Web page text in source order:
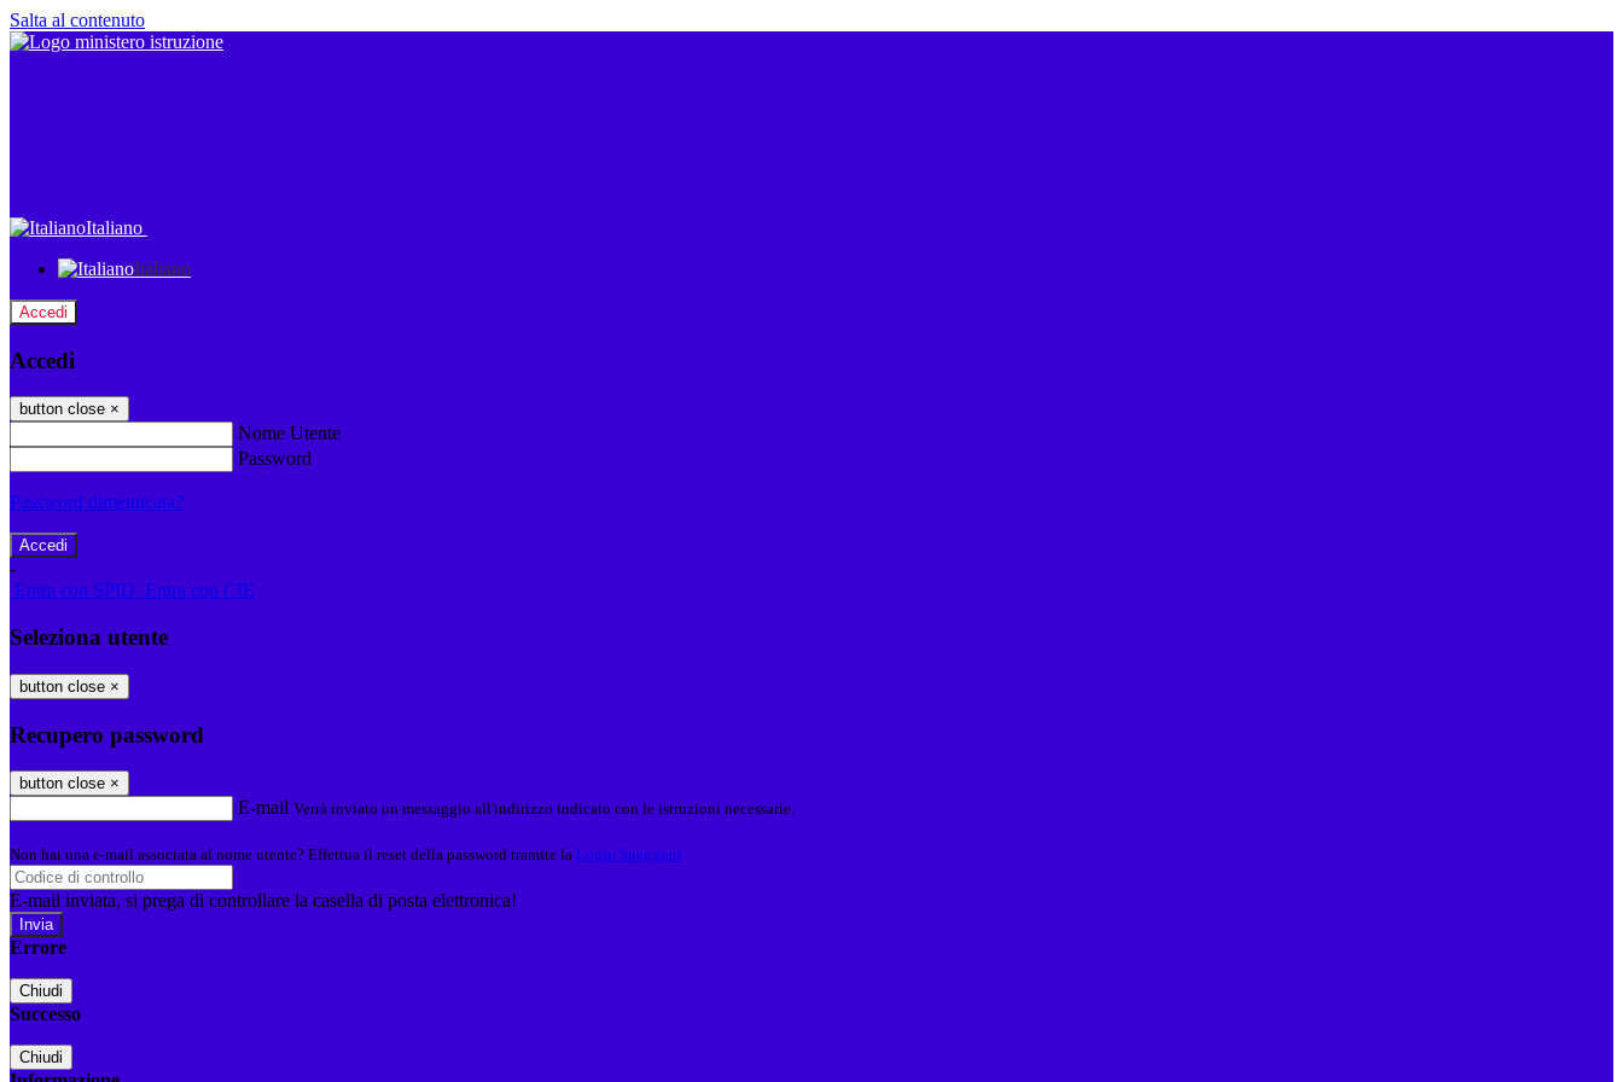
Salta al contenuto
Italiano
Italiano
Accedi
Accedi
button close ×
Nome Utente
Password
Password dimenticata?
-
Entra con SPID Entra con CIE
Seleziona utente
button close ×
Recupero password
button close ×
E-mail Verrà inviato un messaggio all'indirizzo indicato con le istruzioni necessarie.
Non hai una e-mail associata al nome utente? Effettua il reset della password tramite la Login Spaggiari
E-mail inviata, si prega di controllare la casella di posta elettronica!
Errore
Chiudi
Successo
Chiudi